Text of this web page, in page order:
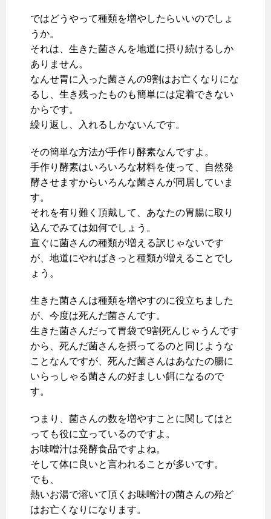
ではどうやって種類を増やしたらいいのでしょ
うか。
それは、生きた菌さんを地道に摂り続けるしか
ありません。
なんせ胃に入った菌さんの9割はお亡くなりにな
るし、生き残ったものも簡単には定着できない
からです。
繰り返し、入れるしかないんです。
その簡単な方法が手作り酵素なんですよ。
手作り酵素はいろいろな材料を使って、自然発
酵させますからいろんな菌さんが同居していま
す。
それを有り難く頂戴して、あなたの胃腸に取り
込んでみては如何でしょう。
直ぐに菌さんの種類が増える訳じゃないです
が、地道にやればきっと種類が増えることでし
ょう。
生きた菌さんは種類を増やすのに役立ちました
が、今度は死んだ菌さんです。
生きた菌さんだって胃袋で9割死んじゃうんです
から、死んだ菌さんを摂ってるのと同じような
ことなんですが、死んだ菌さんはあなたの腸に
いらっしゃる菌さんの好ましい餌になるので
す。
つまり、菌さんの数を増やすことに関してはと
っても役に立っているのですよ。
お味噌汁は発酵食品ですよね。
そして体に良いと言われることが多いです。
でも、
熱いお湯で溶いて頂くお味噌汁の菌さんの殆ど
はお亡くなりになります。